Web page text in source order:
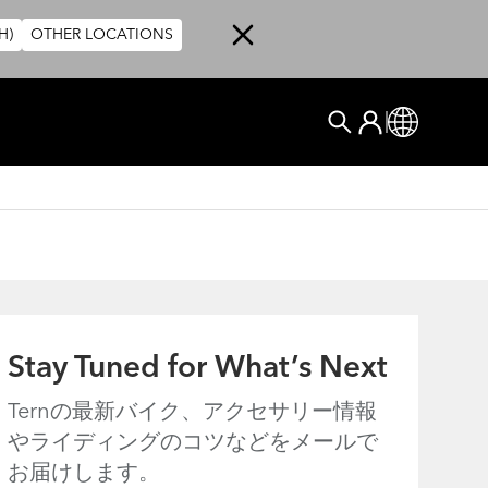
OTHER LOCATIONS
検索
User account
ログイン
Global
Stay Tuned for What’s Next
Ternの最新バイク、アクセサリー情報
やライディングのコツなどをメールで
お届けします。